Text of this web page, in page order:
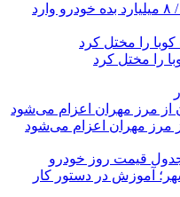
کاسبی خارج‌نشین‌ها با سهمیه اقامت / ۸ میلیارد بده خودرو وارد
را مختل کرد
قیمت روز خودرو